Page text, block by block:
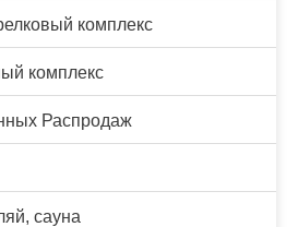
комплекс
комплекс
Распродаж
сауна